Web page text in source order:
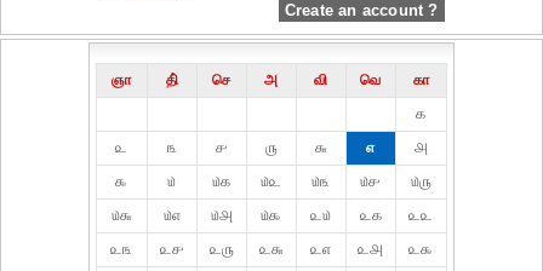
Create an account ?
ஞா தி் செ அ வி வெ
கா
௧
௨
௩ ௪ ௫ ௬ ௭
௮
௯
௰ ௰௧ ௰௨ ௰௩ ௰௪
௰௫
௰௬
௰௭ ௰௮ ௰௯ ௨௰ ௨௧
௨௨
௨௩
௨௪ ௨௫ ௨௬ ௨௭ ௨௮
௨௯